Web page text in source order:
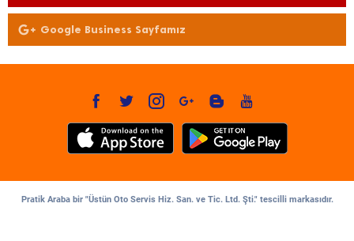
Google Business Sayfamız
Pratik Araba bir "Üstün Oto Servis Hiz. San. ve Tic. Ltd. Şti." tescilli markasıdır.